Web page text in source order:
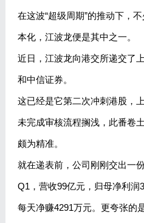
在这波“超级周期”的推动下，
本化，江波龙便是其中之一。
近日，江波龙向港交所递交了
和中信证券。
这已经是它第二次冲刺港股，
未完成审核流程搁浅，此番卷
颇为精准。
就在递表前，公司刚刚交出一
Q1，营收99亿元，归母净利润
每天净赚4291万元。更夸张